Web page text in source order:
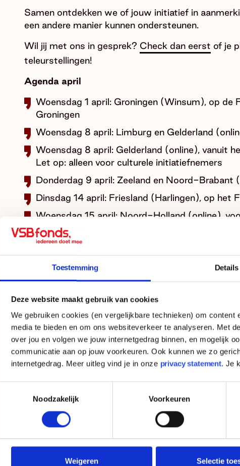
Toestemming Details
Deze website maakt gebruik van cookies
We gebruiken cookies (en vergelijkbare technieken) om
media te bieden en om ons websiteverkeer te analyseren. Met
over jou en volgen we jouw internetgedrag binnen, en mogelijk
communicatie aan op jouw voorkeuren. Ook kunnen we zo
internetgedrag. Meer uitleg vind je in onze privacy statement. Je
Noodzakelijk
Voorkeuren
Weigeren Selectie
Samen ontdekken we of jouw initiatief in
een andere manier kunnen ondersteunen.
Wil jij met ons in gesprek? Check dan eerst of je
teleurstellingen!
Agenda april
Woensdag 1 april: Groningen (Winsum), op de
Groningen
Woensdag 8 april: Limburg en Gelderland
Woensdag 8 april: Gelderland (online), vanuit
Let op: alleen voor culturele initiatiefnemers
Donderdag 9 april: Zeeland en Noord-Brabant
Dinsdag 14 april: Friesland (Harlingen), op het
Woensdag 15 april: Noord-Holland (online),
Woensdag 15 april: Gelderland (online),
Let op: alleen voor culturele initiatiefnemers
Vrijdag 17 april: Noord-Brabant (Eindhoven),
Maandag 20 april: Noord-Holland (Hoorn) bij
Woensdag 22 april: Gelderland (online),
Let op: alleen voor culturele initiatiefnemers
Donderdag 23 april: Zeeland en Noord-
Let op: alleen voor culturele initiatiefnemers
Bezoek onze contactpagina, klik op jouw regio en
Boek jouw speeddate